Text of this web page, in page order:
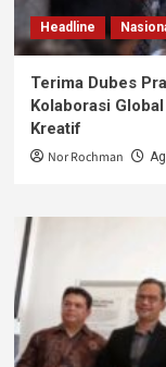
Headline
Terima Dubes
Kolaborasi
Kreatif
Nor Rochman